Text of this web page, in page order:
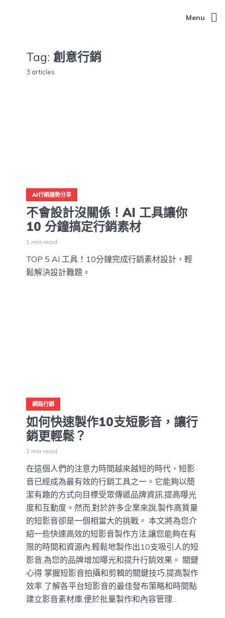
Menu
Tag: 創意行銷
3 articles
AI行銷趨勢分享
不會設計沒關係！AI 工具讓你
10 分鐘搞定行銷素材
1 min read
TOP 5 AI 工具！10分鐘完成行銷素材設計，輕
鬆解決設計難題。
網路行銷
如何快速製作10支短影音，讓行
銷更輕鬆？
2 min read
在這個人們的注意力時間越來越短的時代，短影
音已經成為最有效的行銷工具之一。它能夠以簡
潔有趣的方式向目標受眾傳遞品牌資訊,提高曝光
度和互動度。然而,對於許多企業來說,製作高質量
的短影音卻是一個相當大的挑戰。 本文將為您介
紹一些快速高效的短影音製作方法,讓您能夠在有
限的時間和資源內,輕鬆地製作出10支吸引人的短
影音,為您的品牌增加曝光和提升行銷效果。 關鍵
心得 掌握短影音拍攝和剪輯的關鍵技巧,提高製作
效率 了解各平台短影音的最佳發布策略和時間點
建立影音素材庫,便於批量製作和內容管理...